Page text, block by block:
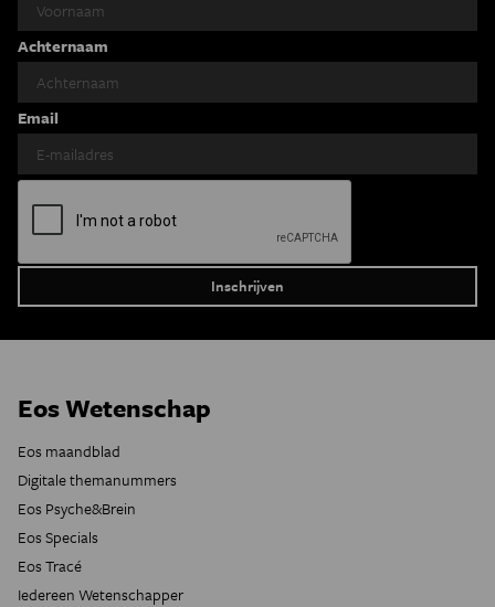
Achternaam
Email
Eos Wetenschap
Eos maandblad
Digitale themanummers
Eos Psyche&Brein
Eos Specials
Eos Tracé
Iedereen Wetenschapper